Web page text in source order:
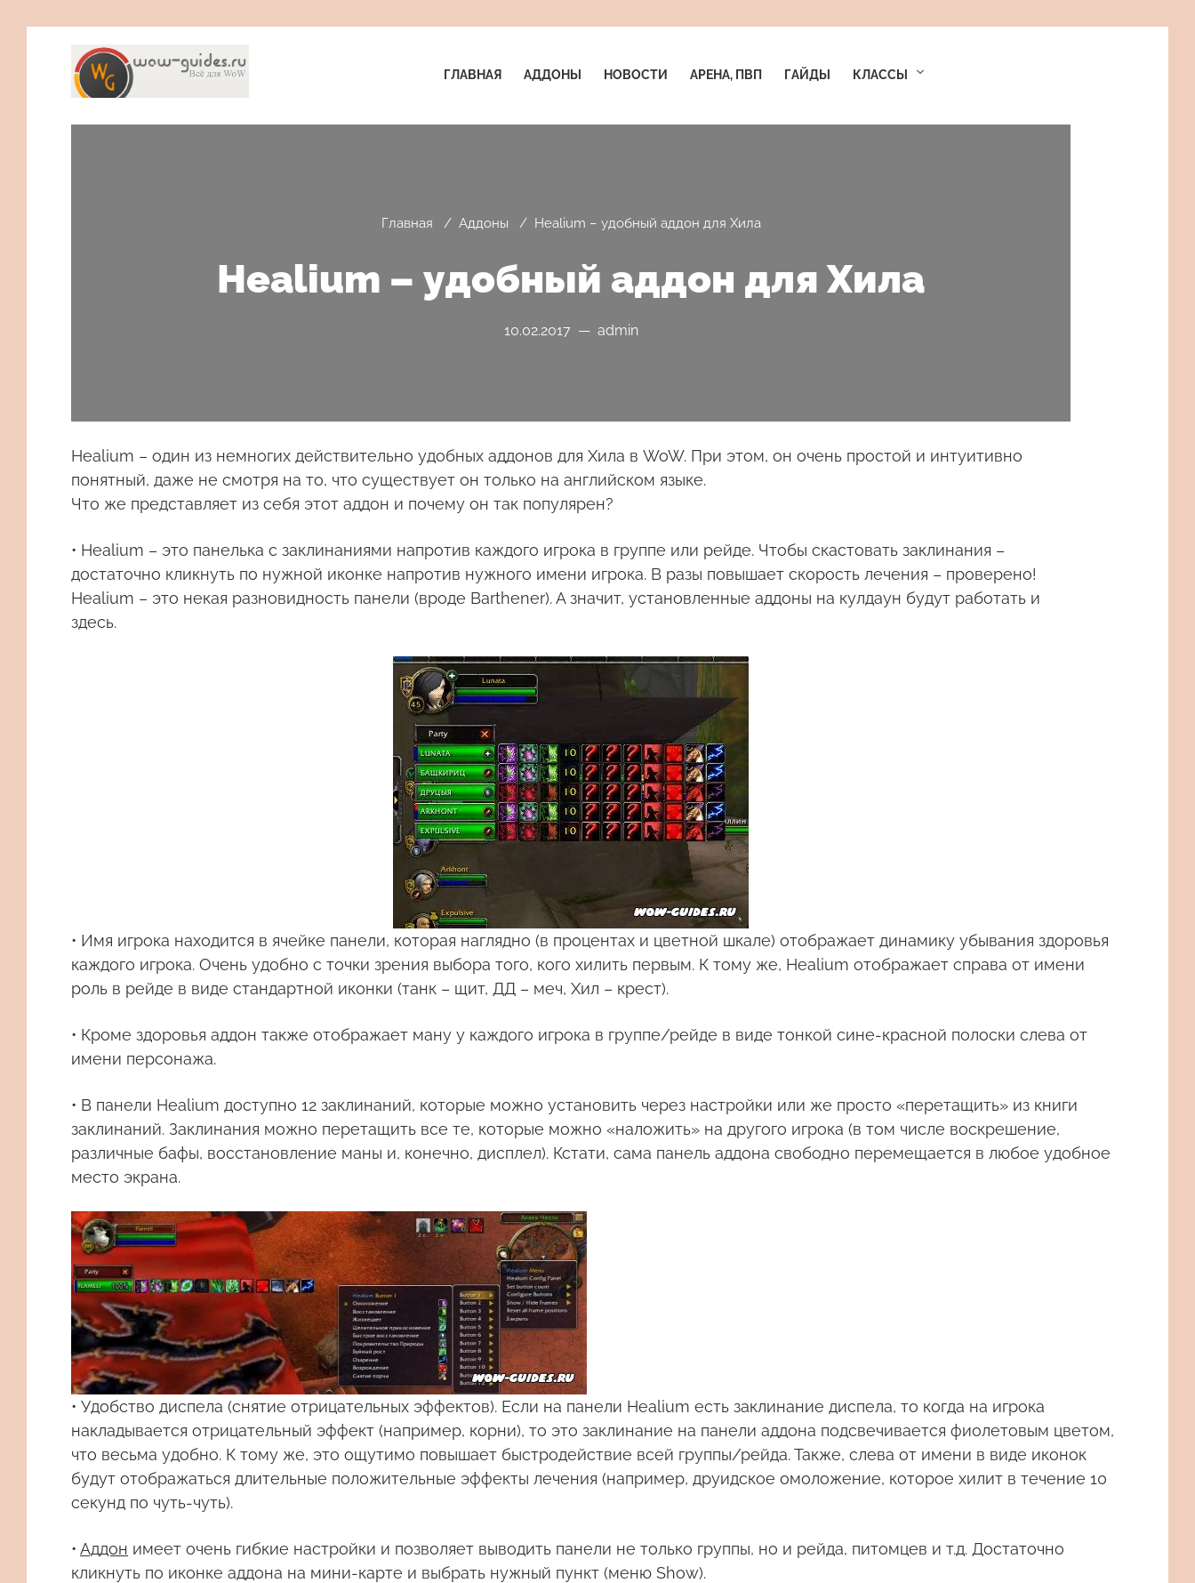
ГЛАВНАЯ АДДОНЫ НОВОСТИ АРЕНА, ПВП ГАЙДЫ КЛАССЫ
Главная / Аддоны / Healium – удобный аддон для Хила
Healium – удобный аддон для Хила
10.02.2017 — admin
Healium – один из немногих действительно удобных аддонов для Хила в WoW. При этом, он очень простой и интуитивно
понятный, даже не смотря на то, что существует он только на английском языке.
Что же представляет из себя этот аддон и почему он так популярен?
• Healium – это панелька с заклинаниями напротив каждого игрока в группе или рейде. Чтобы скастовать заклинания –
достаточно кликнуть по нужной иконке напротив нужного имени игрока. В разы повышает скорость лечения – проверено!
Healium – это некая разновидность панели (вроде Barthener). А значит, установленные аддоны на кулдаун будут работать и
здесь.
• Имя игрока находится в ячейке панели, которая наглядно (в процентах и цветной шкале) отображает динамику убывания здоровья
каждого игрока. Очень удобно с точки зрения выбора того, кого хилить первым. К тому же, Healium отображает справа от имени
роль в рейде в виде стандартной иконки (танк – щит, ДД – меч, Хил – крест).
• Кроме здоровья аддон также отображает ману у каждого игрока в группе/рейде в виде тонкой сине-красной полоски слева от
имени персонажа.
• В панели Healium доступно 12 заклинаний, которые можно установить через настройки или же просто «перетащить» из книги
заклинаний. Заклинания можно перетащить все те, которые можно «наложить» на другого игрока (в том числе воскрешение,
различные бафы, восстановление маны и, конечно, дисплел). Кстати, сама панель аддона свободно перемещается в любое удобное
место экрана.
• Удобство диспела (снятие отрицательных эффектов). Если на панели Healium есть заклинание диспела, то когда на игрока
накладывается отрицательный эффект (например, корни), то это заклинание на панели аддона подсвечивается фиолетовым цветом,
что весьма удобно. К тому же, это ощутимо повышает быстродействие всей группы/рейда. Также, слева от имени в виде иконок
будут отображаться длительные положительные эффекты лечения (например, друидское омоложение, которое хилит в течение 10
секунд по чуть-чуть).
• Аддон имеет очень гибкие настройки и позволяет выводить панели не только группы, но и рейда, питомцев и т.д. Достаточно
кликнуть по иконке аддона на мини-карте и выбрать нужный пункт (меню Show).